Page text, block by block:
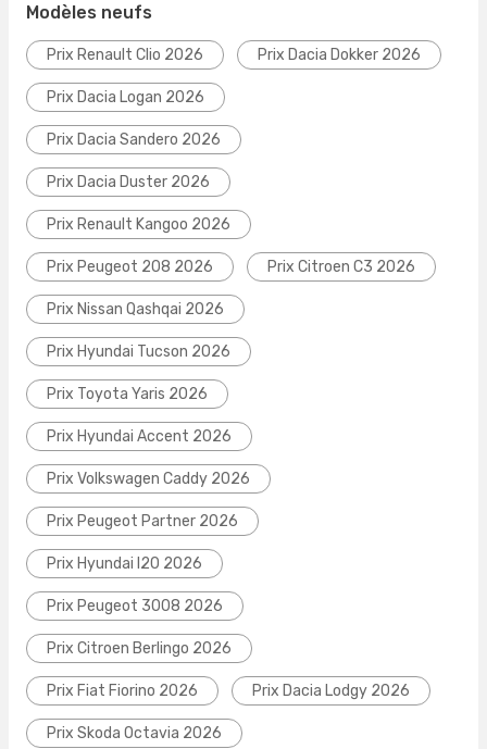
Modèles neufs
Prix Renault Clio 2026 Prix Dacia Dokker 2026
Prix Dacia Logan 2026
Prix Dacia Sandero 2026
Prix Dacia Duster 2026
Prix Renault Kangoo 2026
Prix Peugeot 208 2026 Prix Citroen C3 2026
Prix Nissan Qashqai 2026
Prix Hyundai Tucson 2026
Prix Toyota Yaris 2026
Prix Hyundai Accent 2026
Prix Volkswagen Caddy 2026
Prix Peugeot Partner 2026
Prix Hyundai I20 2026
Prix Peugeot 3008 2026
Prix Citroen Berlingo 2026
Prix Fiat Fiorino 2026 Prix Dacia Lodgy 2026
Prix Skoda Octavia 2026